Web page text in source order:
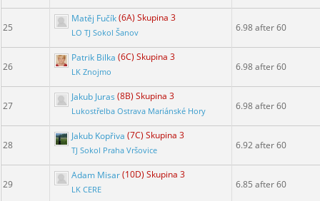
25
Matěj Fučík(6A) Skupina 3
LO TJ Sokol Šanov 6.98 after 60
26
Patrik Bilka (6C) Skupina 3
LK Znojmo 6.98 after 60
27
Jakub Juras (8B) Skupina 3
Lukostřelba Ostrava Mariánské Hory 6.98 after 60
28
Jakub Kopřiva (7C) Skupina 3
TJ Sokol Praha Vršovice 6.92 after 60
29
Adam Misar(10D) Skupina 3
LK CERE 6.85 after 60